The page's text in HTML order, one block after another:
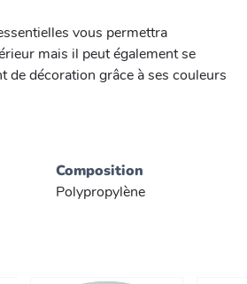
vous permettra
mais il peut également se
de décoration grâce à ses couleurs
Composition
Polypropylène